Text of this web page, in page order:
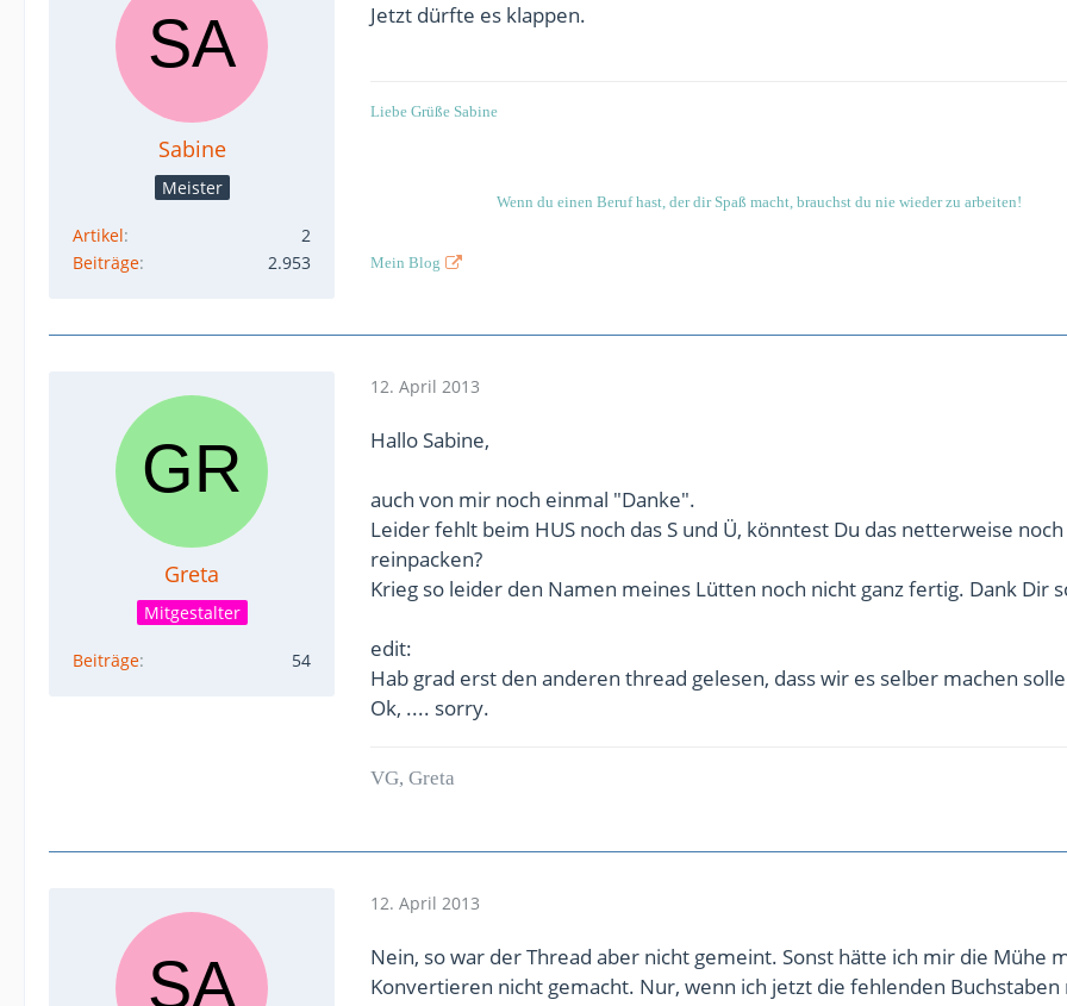
Sabine
Meister
Artikel
2
Beiträge
2.953
Jetzt dürfte es klappen.
Liebe Grüße Sabine
Wenn du einen Beruf hast, der dir Spaß macht, brauchst du nie wieder zu arbeiten!
Mein Blog
Greta
Mitgestalter
Beiträge 54
12. April 2013
Hallo Sabine,
auch von mir noch einmal "Danke".
Leider fehlt beim HUS noch das S und Ü, könntest Du das netterweise
reinpacken?
Krieg so leider den Namen meines Lütten noch nicht ganz fertig. Dank Dir
edit:
Hab grad erst den anderen thread gelesen, dass wir es selber machen
Ok, .... sorry.
VG, Greta
12. April 2013
Nein, so war der Thread aber nicht gemeint. Sonst hätte ich mir die Mühe
Konvertieren nicht gemacht. Nur, wenn ich jetzt die fehlenden Buchstaben